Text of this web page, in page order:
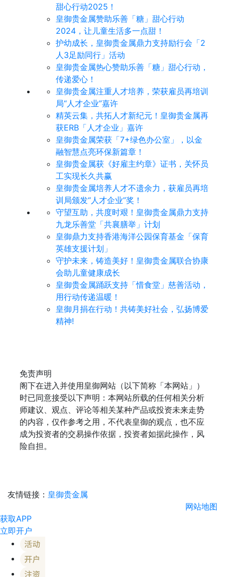
甜心行动2025！
皇御贵金属赞助乐善「糖」甜心行动
2024，让儿童生活多一点甜！
护幼成长，皇御贵金属鼎力支持励行会「2
人3足励同行」活动
皇御贵金属热心赞助乐善「糖」甜心行动，
传递爱心！
皇御贵金属注重人才培养，荣获雇员再培训
局“人才企业”嘉许
精英云集，共拓人才新纪元！皇御贵金属再
获ERB「人才企业」嘉许
皇御贵金属荣获「7+绿色办公室」，以金
融智慧点亮环保新篇章！
皇御贵金属获《好雇主约章》证书，关怀员
工实现长久共赢
皇御贵金属培养人才不遗余力，获雇员再培
训局颁发“人才企业”奖！
守望互助，共度时艰！皇御贵金属鼎力支持
九龙乐善堂「共襄膳举」计划
皇御鼎力支持香港海洋公园保育基金「保育
英雄支援计划」
守护未来，铸造美好！皇御贵金属联合协康
会助儿童健康成长
皇御贵金属踊跃支持「惜食堂」慈善活动，
用行动传递温暖！
皇御月捐在行动！共铸美好社会，弘扬博爱
精神!
免责声明
阁下在进入并使用皇御网站（以下简称「本网站」）
时已同意接受以下声明：本网站所载的任何相关分析
师建议、观点、评论等相关某种产品或投资未来走势
的内容，仅作参考之用，不代表皇御的观点，也不应
成为投资者的交易操作依据，投资者如据此操作，风
险自担。
友情链接： 皇御贵金属
网站地图
获取APP
立即开户